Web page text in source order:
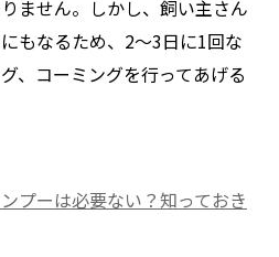
ません。しかし、飼い主さん
もなるため、2～3日に1回な
、コーミングを行ってあげる
プーは必要ない？知っておき